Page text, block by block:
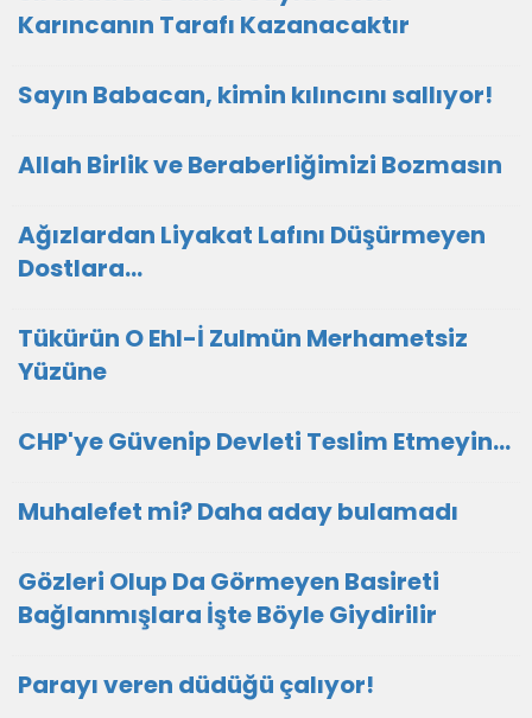
Karıncanın Tarafı Kazanacaktır
Sayın Babacan, kimin kılıncını sallıyor!
Allah Birlik ve Beraberliğimizi Bozmasın
Ağızlardan Liyakat Lafını Düşürmeyen
Dostlara...
Tükürün O Ehl-İ Zulmün Merhametsiz
Yüzüne
CHP'ye Güvenip Devleti Teslim Etmeyin…
Muhalefet mi? Daha aday bulamadı
Gözleri Olup Da Görmeyen Basireti
Bağlanmışlara İşte Böyle Giydirilir
Parayı veren düdüğü çalıyor!